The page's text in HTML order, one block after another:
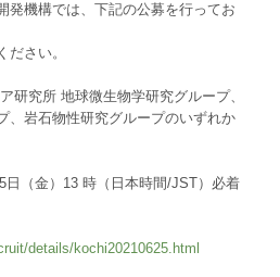
発機構では、下記の公募を行ってお
ださい。
研究所 地球微生物学研究グループ、
、岩石物性研究グループのいずれか
（金）13 時（日本時間/JST）必着
details/kochi20210625.html